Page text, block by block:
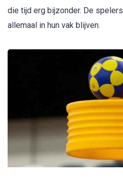
die tijd erg bijzonder. De
allemaal in hun vak blijven.